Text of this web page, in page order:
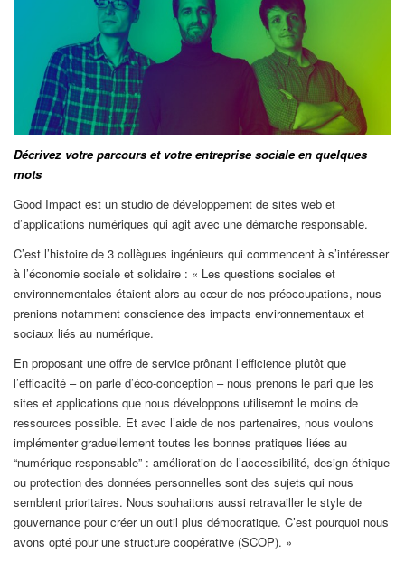
Décrivez votre parcours et votre entreprise sociale en quelques
mots
Good Impact est un studio de développement de sites web et
d’applications numériques qui agit avec une démarche responsable.
C’est l’histoire de 3 collègues ingénieurs qui commencent à s’intéresser
à l’économie sociale et solidaire : « Les questions sociales et
environnementales étaient alors au cœur de nos préoccupations, nous
prenions notamment conscience des impacts environnementaux et
sociaux liés au numérique.
En proposant une offre de service prônant l’efficience plutôt que
l’efficacité – on parle d’éco-conception ­– nous prenons le pari que les
sites et applications que nous développons utiliseront le moins de
ressources possible. Et avec l’aide de nos partenaires, nous voulons
implémenter graduellement toutes les bonnes pratiques liées au
“numérique responsable” : amélioration de l’accessibilité, design éthique
ou protection des données personnelles sont des sujets qui nous
semblent prioritaires. Nous souhaitons aussi retravailler le style de
gouvernance pour créer un outil plus démocratique. C’est pourquoi nous
avons opté pour une structure coopérative (SCOP). »